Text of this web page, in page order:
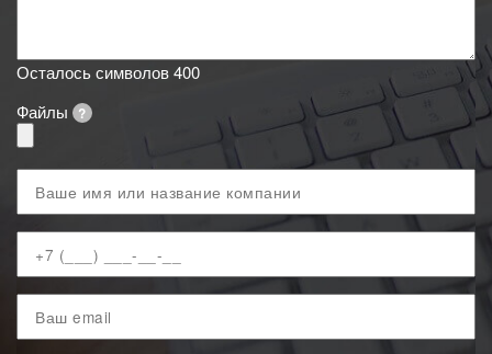
Осталось символов400
Файлы
?
имя
телефон
email